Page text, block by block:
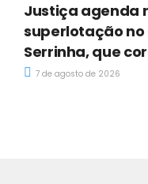
Justiça agenda
superlotação no
Serrinha, que
7 de agosto de 2026